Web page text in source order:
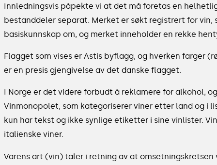
Innledningsvis påpekte vi at det må foretas en
bestanddeler separat. Merket er søkt registrert for vin,
basiskunnskap om, og merket inneholder en rekke
Flagget som vises er Astis byflagg, og hverken farger
er en presis gjengivelse av det danske flagget.
I Norge er det videre forbudt å reklamere for alkohol,
Vinmonopolet, som kategoriserer viner etter land og i
kun har tekst og ikke synlige etiketter i sine vinlister.
italienske viner.
Varens art (vin) taler i retning av at